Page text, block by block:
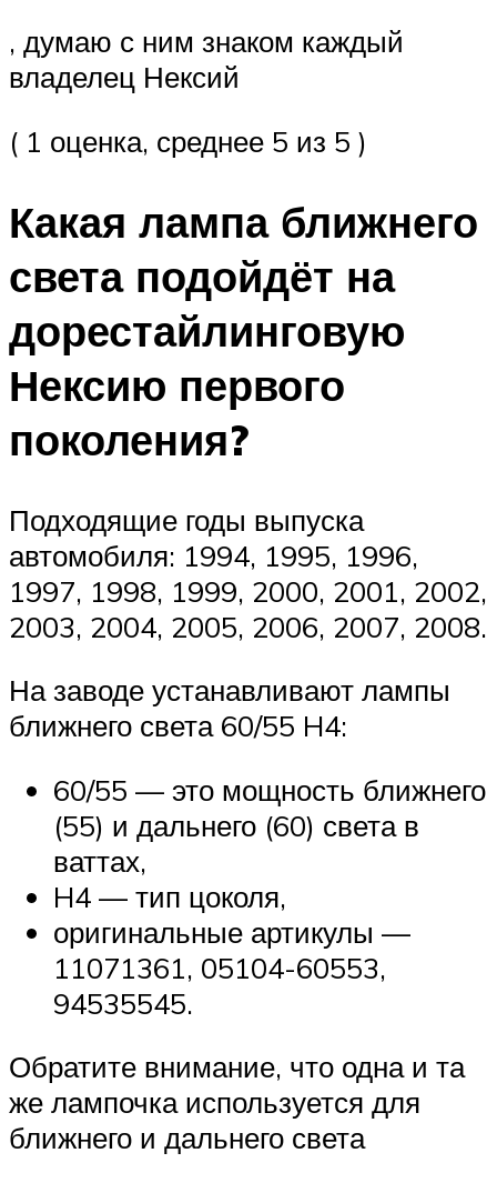
, думаю с ним знаком каждый
владелец Нексий
( 1 оценка, среднее 5 из 5 )
Какая лампа ближнего
света подойдёт на
дорестайлинговую
Нексию первого
поколения?
Подходящие годы выпуска
автомобиля: 1994, 1995, 1996,
1997, 1998, 1999, 2000, 2001, 2002,
2003, 2004, 2005, 2006, 2007, 2008.
На заводе устанавливают лампы
ближнего света 60/55 H4:
60/55 — это мощность ближнего
(55) и дальнего (60) света в
ваттах,
H4 — тип цоколя,
оригинальные артикулы —
11071361, 05104-60553,
94535545.
Обратите внимание, что одна и та
же лампочка используется для
ближнего и дальнего света